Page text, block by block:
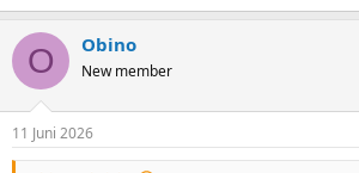
O Obino
New member
11 Juni 2026